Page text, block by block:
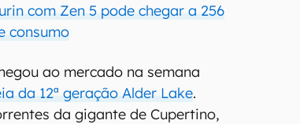
com Zen 5 pode chegar a 256
consumo
ao mercado na semana
da 12ª geração Alder Lake.
da gigante de Cupertino,